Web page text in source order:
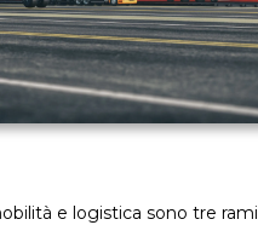
e logistica sono tre